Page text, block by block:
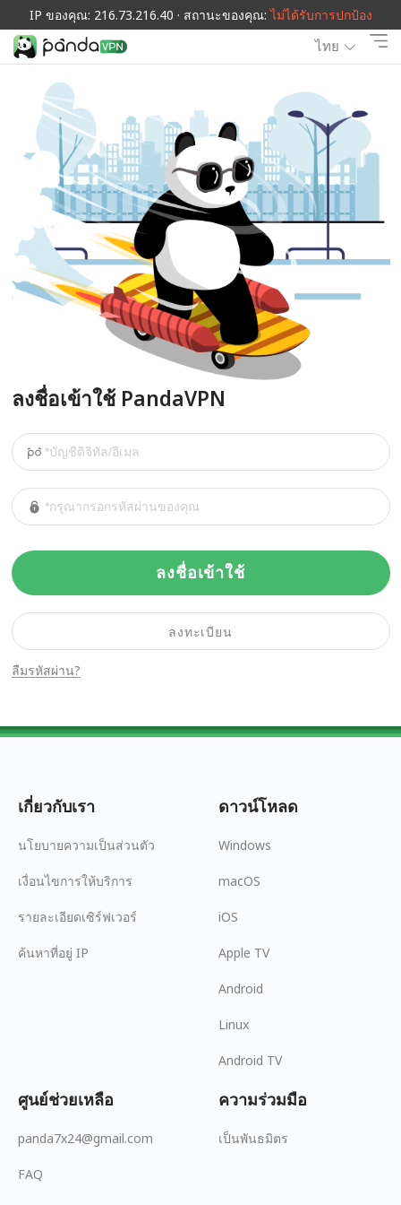
IP ของคุณ: 216.73.216.40 · สถานะของคุณ:ไม่ได้รับการปกป้อง
ไทย
ลงชื่อเข้าใช้ PandaVPN
ลงชื่อเข้าใช้
ลืมรหัสผ่าน?
ลงทะเบียน
เกี่ยวกับเรา
นโยบายความเป็นส่วนตัว
เงื่อนไขการให้บริการ
รายละเอียดเซิร์ฟเวอร์
ค้นหาที่อยู่ IP
ดาวน์โหลด
Windows
macOS
iOS
Apple TV
Android
Linux
Android TV
ศูนย์ช่วยเหลือ
panda7x24@gmail.com
FAQ
ความร่วมมือ
เป็นพันธมิตร